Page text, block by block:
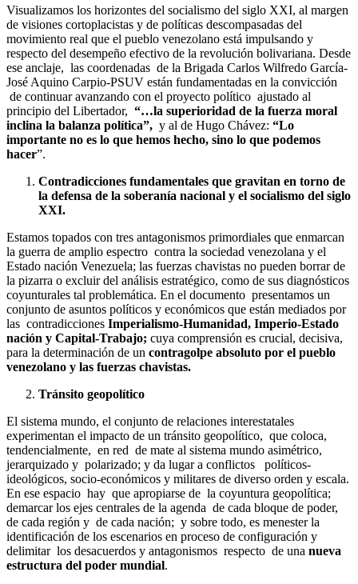
Visualizamos los horizontes del socialismo del siglo XXI, al margen
de visiones cortoplacistas y de políticas descompasadas del
movimiento real que el pueblo venezolano está impulsando y
respecto del desempeño efectivo de la revolución bolivariana. Desde
ese anclaje, las coordenadas de la Brigada Carlos Wilfredo García-
José Aquino Carpio-PSUV están fundamentadas en la convicción
de continuar avanzando con el proyecto político ajustado al
principio del Libertador, “…la superioridad de la fuerza moral
inclina la balanza política”, y al de Hugo Chávez: “Lo
importante no es lo que hemos hecho, sino lo que podemos
hacer”.
Contradicciones fundamentales que gravitan en torno de
la defensa de la soberanía nacional y el socialismo del siglo
XXI.
Estamos topados con tres antagonismos primordiales que enmarcan
la guerra de amplio espectro contra la sociedad venezolana y el
Estado nación Venezuela; las fuerzas chavistas no pueden borrar de
la pizarra o excluir del análisis estratégico, como de sus diagnósticos
coyunturales tal problemática. En el documento presentamos un
conjunto de asuntos políticos y económicos que están mediados por
las contradicciones Imperialismo-Humanidad, Imperio-Estado
nación y Capital-Trabajo; cuya comprensión es crucial, decisiva,
para la determinación de un contragolpe absoluto por el pueblo
venezolano y las fuerzas chavistas.
Tránsito geopolítico
El sistema mundo, el conjunto de relaciones interestatales
experimentan el impacto de un tránsito geopolítico, que coloca,
tendencialmente, en red de mate al sistema mundo asimétrico,
jerarquizado y polarizado; y da lugar a conflictos políticos-
ideológicos, socio-económicos y militares de diverso orden y escala.
En ese espacio hay que apropiarse de la coyuntura geopolítica;
demarcar los ejes centrales de la agenda de cada bloque de poder,
de cada región y de cada nación; y sobre todo, es menester la
identificación de los escenarios en proceso de configuración y
delimitar los desacuerdos y antagonismos respecto de una nueva
estructura del poder mundial.